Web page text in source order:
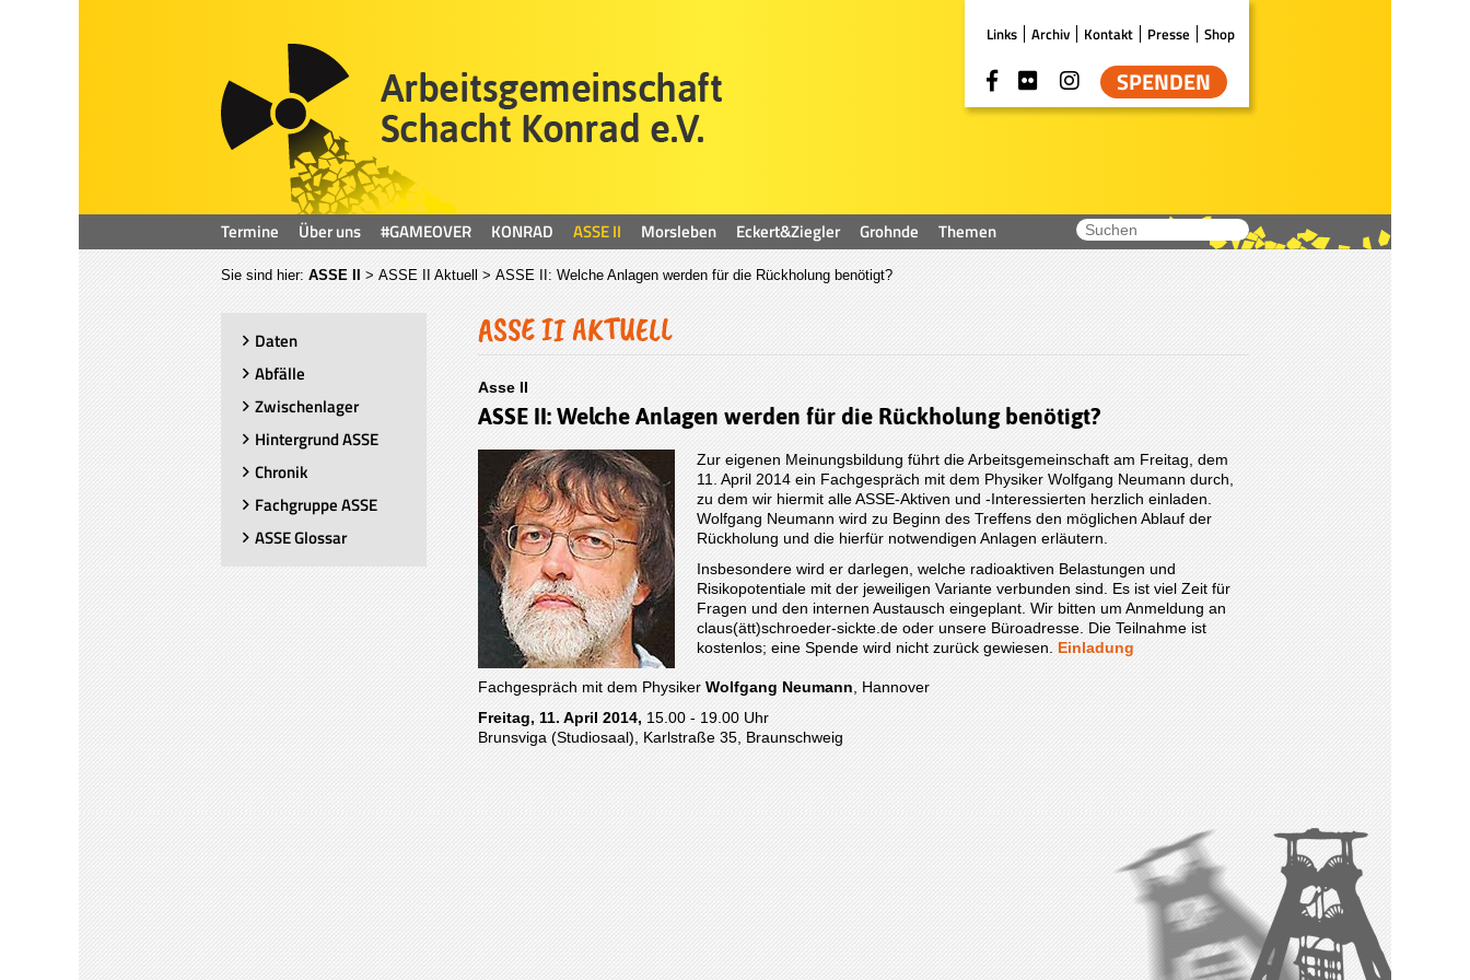
Links Archiv Kontakt Presse Shop
SPENDEN
Termine Über uns #GAMEOVER KONRAD ASSE II Morsleben Eckert&Ziegler Grohnde Themen
Sie sind hier: ASSE II > ASSE II Aktuell > ASSE II: Welche Anlagen werden für die Rückholung benötigt?
Daten
Abfälle
Zwischenlager
Hintergrund ASSE
Chronik
Fachgruppe ASSE
ASSE Glossar
ASSE II AKTUELL
Asse II
ASSE II: Welche Anlagen werden für die Rückholung benötigt?
Zur eigenen Meinungsbildung führt die Arbeitsgemeinschaft am Freitag, dem
11. April 2014 ein Fachgespräch mit dem Physiker Wolfgang Neumann durch,
zu dem wir hiermit alle ASSE-Aktiven und -Interessierten herzlich einladen.
Wolfgang Neumann wird zu Beginn des Treffens den möglichen Ablauf der
Rückholung und die hierfür notwendigen Anlagen erläutern.
Insbesondere wird er darlegen, welche radioaktiven Belastungen und
Risikopotentiale mit der jeweiligen Variante verbunden sind. Es ist viel Zeit für
Fragen und den internen Austausch eingeplant. Wir bitten um Anmeldung an
claus(ätt)schroeder-sickte.de oder unsere Büroadresse. Die Teilnahme ist
kostenlos; eine Spende wird nicht zurück gewiesen. Einladung
Fachgespräch mit dem Physiker Wolfgang Neumann , Hannover
Freitag, 11. April 2014, 15.00 - 19.00 Uhr
Brunsviga (Studiosaal), Karlstraße 35, Braunschweig